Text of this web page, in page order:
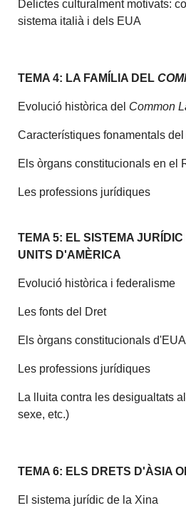
Delictes culturalment motivats:
sistema italià i dels EUA
TEMA 4: LA FAMÍLIA DEL
Evolució històrica del Common
Característiques fonamentals del
Els òrgans constitucionals en el
Les professions jurídiques
TEMA 5: EL SISTEMA
UNITS D'AMÈRICA
Evolució històrica i federalisme
Les fonts del Dret
Els òrgans constitucionals d'EUA
Les professions jurídiques
La lluita contra les desigualtats
sexe, etc.)
TEMA 6: ELS DRETS D'ÀSIA
El sistema jurídic de la Xina